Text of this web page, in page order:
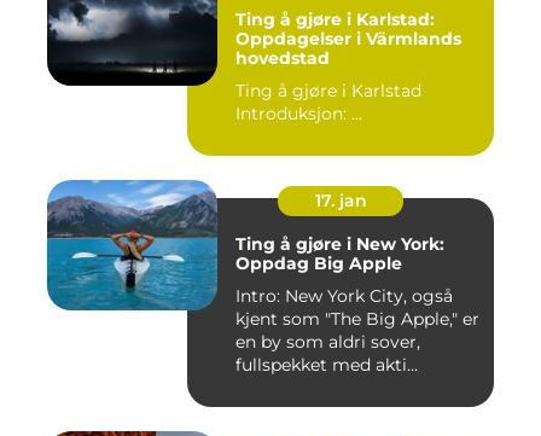
Ting å gjøre i Karlstad:
Oppdagelser i Värmlands
hovedstad
Ting å gjøre i Karlstad
Introduksjon: ...
17. jan
Ting å gjøre i New York:
Oppdag Big Apple
Intro: New York City, også
kjent som "The Big Apple," er
en by som aldri sover,
fullspekket med akti...